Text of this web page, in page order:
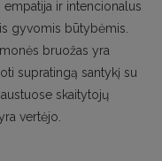
ir intencionalus
gyvomis būtybėmis.
bruožas yra
supratingą santykį su
skaitytojų
vertėjo.